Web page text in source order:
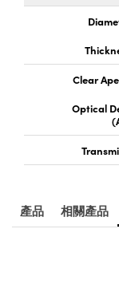
Components |
(UFI)
Clear
Optical
產品 相關產品